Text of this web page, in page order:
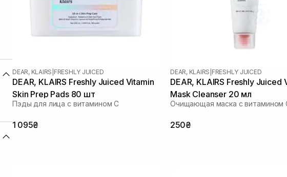
DEAR, KLAIRS FRESHLY JUICED
DEAR, KLAIRS Freshly Juiced Vitamin
Skin Prep Pads 80 шт
Пэды для лица с витамином C
1 095₴
DEAR, KLAIRS FRESHLY JUICED
DEAR, KLAIRS Freshly Juiced
Mask Cleanser 20 мл
Очищающая маска с витамином
250₴